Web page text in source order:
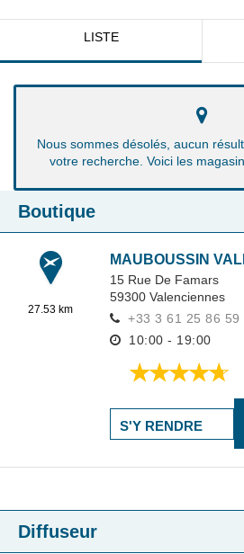
LISTE
Nous sommes désolés, aucun
votre recherche. Voici les
Boutique
27.53 km
MAUBOUSSIN
15 Rue De Famars
59300 Valenciennes
+33 3 61 25 86 59
10:00 - 19:00
S'Y RENDRE
Diffuseur